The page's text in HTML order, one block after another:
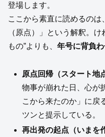
登場します。
ここから素直に読めるの
（原点）」という解釈。
もの”よりも、 年号に背負
原点回帰（スタート地
物事が崩れた日、心が
こから来たのか」に戻
ツンと提示している。
再出発の起点（いまを